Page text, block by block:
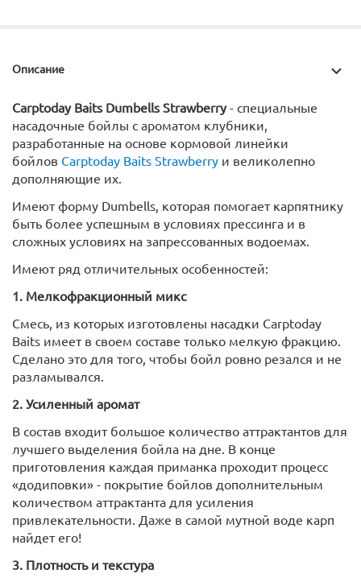
Описание
Carptoday Baits Dumbells Strawberry- специальные
насадочные бойлы с ароматом клубники,
разработанные на основе кормовой линейки
бойлов Carptoday Baits Strawberry и великолепно
дополняющие их.
Имеют форму Dumbells, которая помогает карпятнику
быть более успешным в условиях прессинга и в
сложных условиях на запрессованных водоемах.
Имеют ряд отличительных особенностей:
1. Мелкофракционный микс
Смесь, из которых изготовлены насадки Carptoday
Baits имеет в своем составе только мелкую фракцию.
Сделано это для того, чтобы бойл ровно резался и не
разламывался.
2. Усиленный аромат
В состав входит большое количество аттрактантов для
лучшего выделения бойла на дне. В конце
приготовления каждая приманка проходит процесс
«додиповки» - покрытие бойлов дополнительным
количеством аттрактанта для усиления
привлекательности. Даже в самой мутной воде карп
найдет его!
3. Плотность и текстура